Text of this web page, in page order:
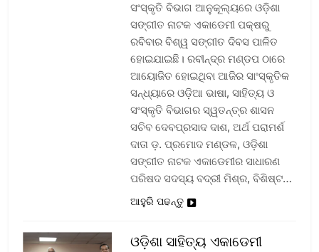
ସଂସ୍କୃତି ବିଭାଗ ଆନୁକୂଲ୍ୟରେ ଓଡ଼ିଶା
ସଙ୍ଗୀତ ନାଟକ ଏକାଡେମୀ ପକ୍ଷରୁ
ରବିବାର ବିଶ୍ୱ ସଙ୍ଗୀତ ଦିବସ ପାଳିତ
ହୋଇଯାଇଛି। ରବୀନ୍ଦ୍ର ମଣ୍ଡପ ଠାରେ
ଆୟୋଜିତ ହୋଇଥିବା ଆଜିର ସାଂସ୍କୃତିକ
ସନ୍ଧ୍ୟାରେ ଓଡ଼ିଆ ଭାଷା, ସାହିତ୍ୟ ଓ
ସଂସ୍କୃତି ବିଭାଗର ସ୍ୱତନ୍ତ୍ର ଶାସନ
ସଚିବ ଦେବପ୍ରସାଦ ଦାଶ, ଅର୍ଥ ପରାମର୍ଶ
ଦାତା ଡ଼. ପ୍ରମୋଦ ମଣ୍ଡଳ, ଓଡ଼ିଶା
ସଙ୍ଗୀତ ନାଟକ ଏକାଡେମୀର ସାଧାରଣ
ପରିଷଦ ସଦସ୍ୟ ବଦ୍ରୀ ମିଶ୍ର, ବିଶିଷ୍ଟ…
ଆହୁରି ପଢନ୍ତୁ
ଓଡ଼ିଶା ସାହିତ୍ୟ ଏକାଡେମୀ